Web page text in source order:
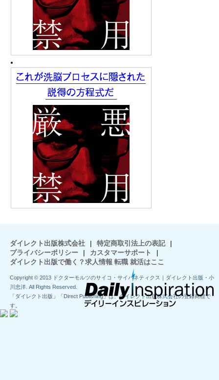
ダイレクト出版株式会社 | 特定商取引法上の表記
|
プライバシーポリシー
| カスタマーサポート
|
ダイレクト出版で働く？求人情報 転職 就活はここ
Copyright © 2013 ドクターモルツのサイコ・サイバネティクス｜ダイレクト出版・小
川忠洋. All Rights Reserved.
「ダイレクト出版」「Direct Publishing」は、ダイレクト出版株式会社の登録商標で
す。